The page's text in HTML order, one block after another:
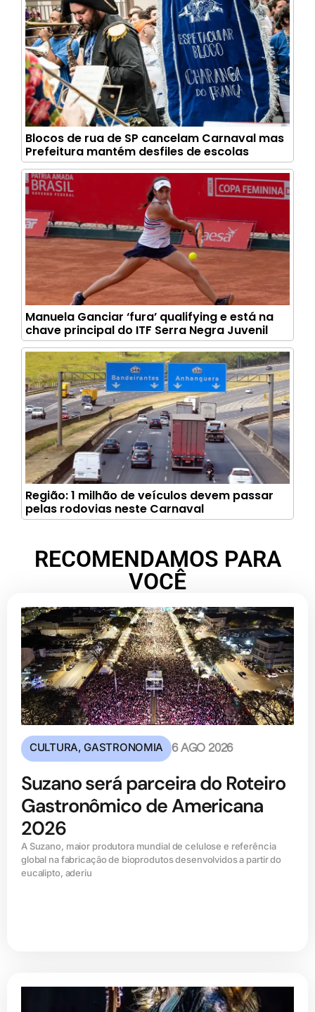
Blocos de rua de SP cancelam Carnaval mas
Prefeitura mantém desfiles de escolas
Manuela Ganciar ‘fura’ qualifying e está na
chave principal do ITF Serra Negra Juvenil
Região: 1 milhão de veículos devem passar
pelas rodovias neste Carnaval
RECOMENDAMOS PARA
VOCÊ
CULTURA,GASTRONOMIA 6 AGO 2026
Suzano será parceira do Roteiro
Gastronômico de Americana
2026
A Suzano, maior produtora mundial de celulose e referência
global na fabricação de bioprodutos desenvolvidos a partir do
eucalipto, aderiu